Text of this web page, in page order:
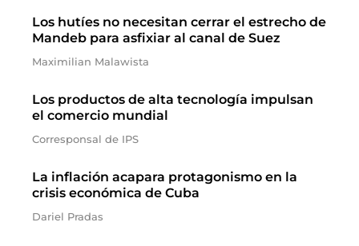
Los hutíes no necesitan cerrar el estrecho de
Mandeb para asfixiar al canal de Suez
Maximilian Malawista
Los productos de alta tecnología impulsan
el comercio mundial
Corresponsal de IPS
La inflación acapara protagonismo en la
crisis económica de Cuba
Dariel Pradas